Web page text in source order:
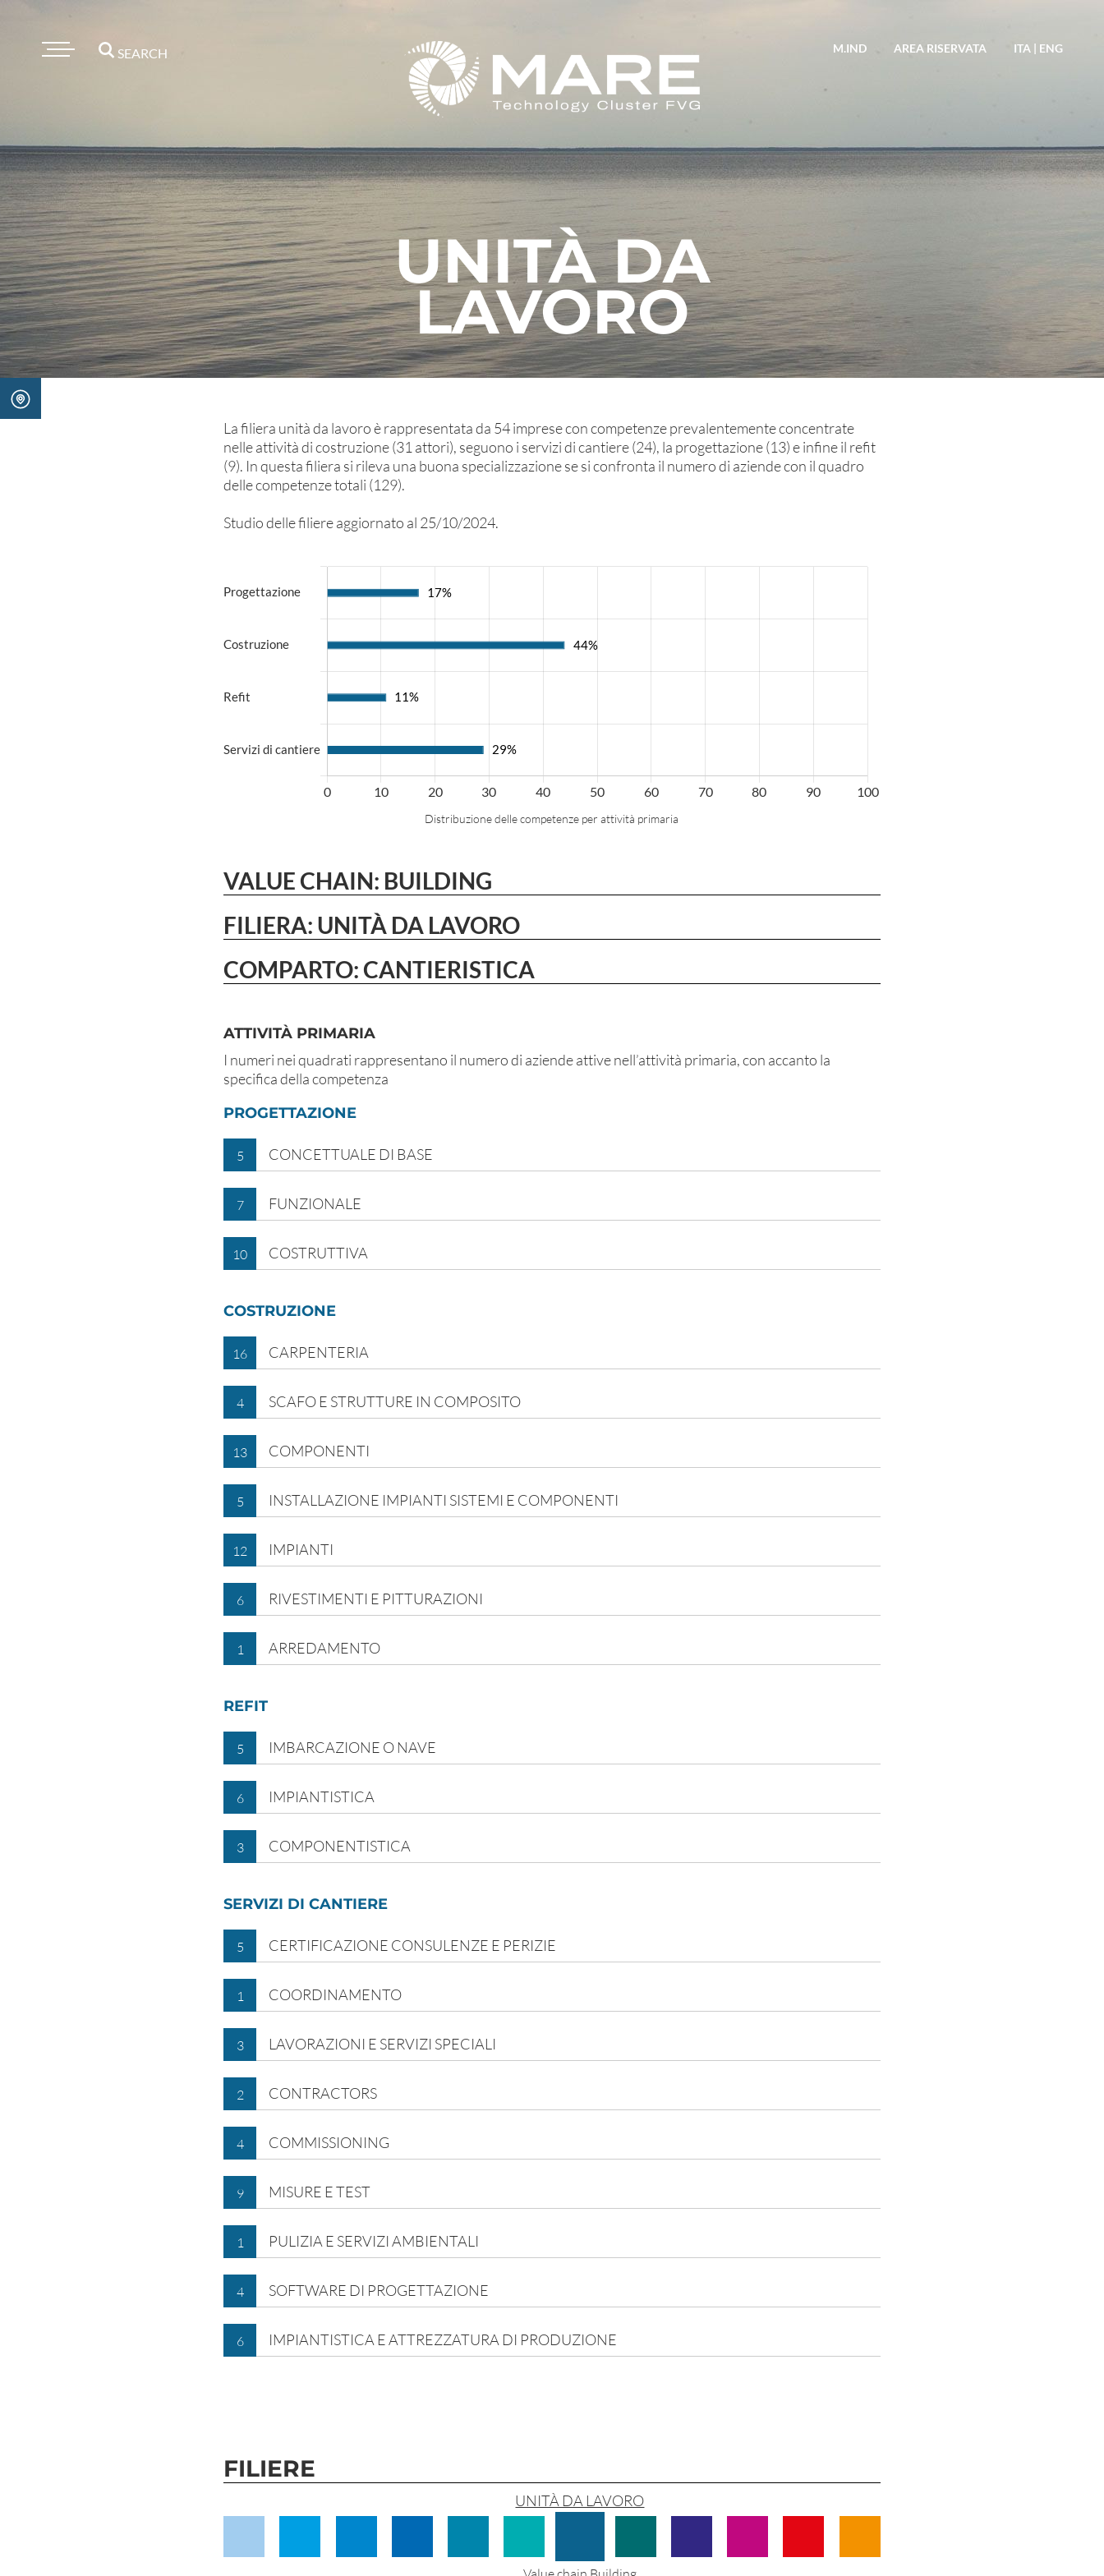
SEARCH M.IND AREA RISERVATA ITA | ENG
UNITÀ DA
LAVORO
La filiera unità da lavoro è rappresentata da 54 imprese con competenze prevalentemente concentrate
nelle attività di costruzione (31 attori), seguono i servizi di cantiere (24), la progettazione (13) e infine il refit
(9). In questa filiera si rileva una buona specializzazione se si confronta il numero di aziende con il quadro
delle competenze totali (129).
Studio delle filiere aggiornato al 25/10/2024.
Distribuzione delle competenze per attività primaria
VALUE CHAIN: BUILDING
FILIERA: UNITÀ DA LAVORO
COMPARTO: CANTIERISTICA
ATTIVITÀ PRIMARIA
I numeri nei quadrati rappresentano il numero di aziende attive nell’attività primaria, con accanto la
specifica della competenza
PROGETTAZIONE
5 CONCETTUALE DI BASE
7 FUNZIONALE
10 COSTRUTTIVA
COSTRUZIONE
16 CARPENTERIA
4 SCAFO E STRUTTURE IN COMPOSITO
13 COMPONENTI
5 INSTALLAZIONE IMPIANTI SISTEMI E COMPONENTI
12 IMPIANTI
6 RIVESTIMENTI E PITTURAZIONI
1 ARREDAMENTO
REFIT
5 IMBARCAZIONE O NAVE
6 IMPIANTISTICA
3 COMPONENTISTICA
SERVIZI DI CANTIERE
5 CERTIFICAZIONE CONSULENZE E PERIZIE
1 COORDINAMENTO
3 LAVORAZIONI E SERVIZI SPECIALI
2 CONTRACTORS
4 COMMISSIONING
9 MISURE E TEST
1 PULIZIA E SERVIZI AMBIENTALI
4 SOFTWARE DI PROGETTAZIONE
6 IMPIANTISTICA E ATTREZZATURA DI PRODUZIONE
FILIERE
UNITÀ DA LAVORO